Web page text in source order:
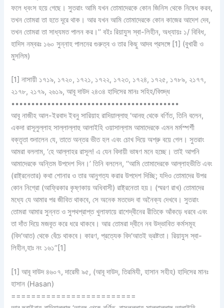
ফলে ধ্বংস হয়ে গেছে। সুতরাং আমি যখন তোমাদেরকে কোন জিনিস থেকে নিষেধ করব,
তখন তোমরা তা হতে দূরে থাক। আর যখন আমি তোমাদেরকে কোন কাজের আদেশ দেব,
তখন তোমরা তা সাধ্যমত পালন কর।’’ বইঃ রিয়াযুস স্বা-লিহীন, অধ্যায়ঃ ১/ বিবিধ,
হাদিস নম্বরঃ ১৬০ সুন্নাহ পালনের গুরুত্ব ও তার কিছু আদব প্রসঙ্গে [1] (বুখারী ও
মুসলিম)
[1] নাসায়ী ১৭১৯, ১৭২০, ১৭২১, ১৭২২, ১৭২৩, ১৭২৪, ১৭২৫, ১৭৮৯, ২১৭৭,
২১৭৮, ২১৭৯, ২৬১৯, আবূ দাউদ ২৪৩৪ হাদিসের মানঃ সহিহ/বিশুদ্ধ
••••••••••••••••••••••••••••••••••••••••••
আবূ নাজীহ আল-ইরবাদ ইবনু সারিয়াহ রাদিয়াল্লাহু ‘আনহু থেকে বর্ণিত, তিনি বলেন,
একদা রাসূলুল্লাহ সাল্লাল্লাহু আলাইহি ওয়াসাল্লাম আমাদেরকে এমন মর্মস্পর্শী
বক্তৃতা শুনালেন যে, তাতে অন্তর ভীত হল এবং চোখ দিয়ে অশ্রু বয়ে গেল। সুতরাং
আমরা বললাম, ‘হে আল্লাহর রাসূল! এ যেন বিদায়ী ভাষণ মনে হচ্ছে। তাই আপনি
আমাদেরকে অন্তিম উপদেশ দিন।’ তিনি বললেন, ‘‘আমি তোমাদেরকে আল্লাহভীতি এবং
(রাষ্ট্রনেতার) কথা শোনার ও তার আনুগত্য করার উপদেশ দিচ্ছি; যদিও তোমাদের উপর
কোন নিগ্রো (আফ্রিকার কৃষ্ণকায় অধিবাসী) রাষ্ট্রনেতা হয়। (স্মরণ রাখ) তোমাদের
মধ্যে যে আমার পর জীবিত থাকবে, সে অনেক মতভেদ বা অনৈক্য দেখবে। সুতরাং
তোমরা আমার সুন্নত ও সুপথপ্রাপ্ত খুলাফায়ে রাশেদ্বীনের রীতিকে আঁকড়ে ধরবে এবং
তা দাঁত দিয়ে মজবূত করে ধরে থাকবে। আর তোমরা দ্বীনে নব উদ্ভাবিত কর্মসমূহ
(বিদ‘আত) থেকে বেঁচে থাকবে। কারণ, প্রত্যেক বিদ‘আতই ভ্রষ্টতা। রিয়াযুস স্বা-
লিহীন,হাঃ নং ১৬১’’[1]
[1] আবূ দাউদ ৪৬০৭, দারেমী ৯৫, (আবূ দাউদ, তিরমিযী, হাসান সহীহ) হাদিসের মানঃ
হাসান (Hasan)
=========================